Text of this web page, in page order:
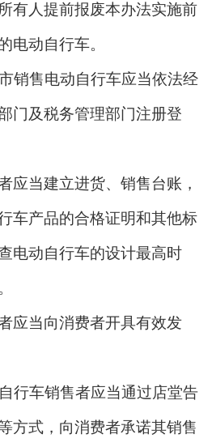
有人提前报废本办法实施前
电动自行车。
销售电动自行车应当依法经
门及税务管理部门注册登
应当建立进货、销售台账，
车产品的合格证明和其他标
电动自行车的设计最高时
应当向消费者开具有效发
行车销售者应当通过店堂告
方式，向消费者承诺其销售